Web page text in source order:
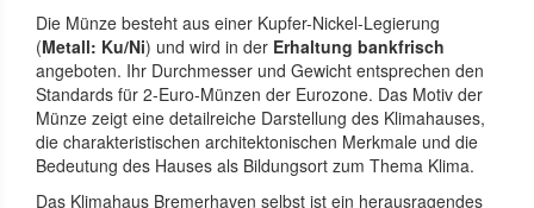
Die Münze besteht aus einer Kupfer-Nickel-Legierung
(Metall: Ku/Ni) und wird in der Erhaltung bankfrisch
angeboten. Ihr Durchmesser und Gewicht entsprechen den
Standards für 2-Euro-Münzen der Eurozone. Das Motiv der
Münze zeigt eine detailreiche Darstellung des Klimahauses,
die charakteristischen architektonischen Merkmale und die
Bedeutung des Hauses als Bildungsort zum Thema Klima.
Das Klimahaus Bremerhaven selbst ist ein herausragendes